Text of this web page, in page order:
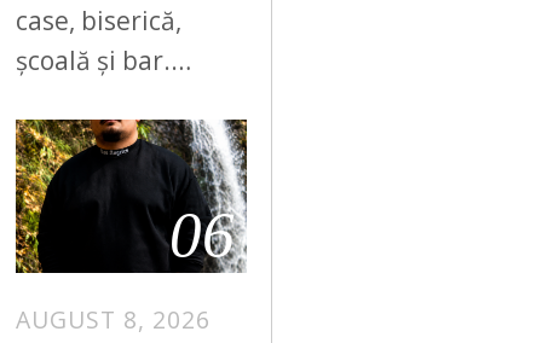
case, biserică,
școală și bar.…
06
AUGUST 8, 2026